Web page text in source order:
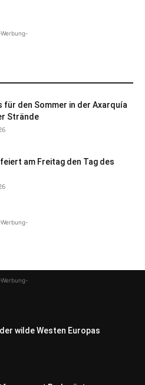
für den Sommer in der Axarquía
Strände
am Freitag den Tag des
wilde Westen Europas